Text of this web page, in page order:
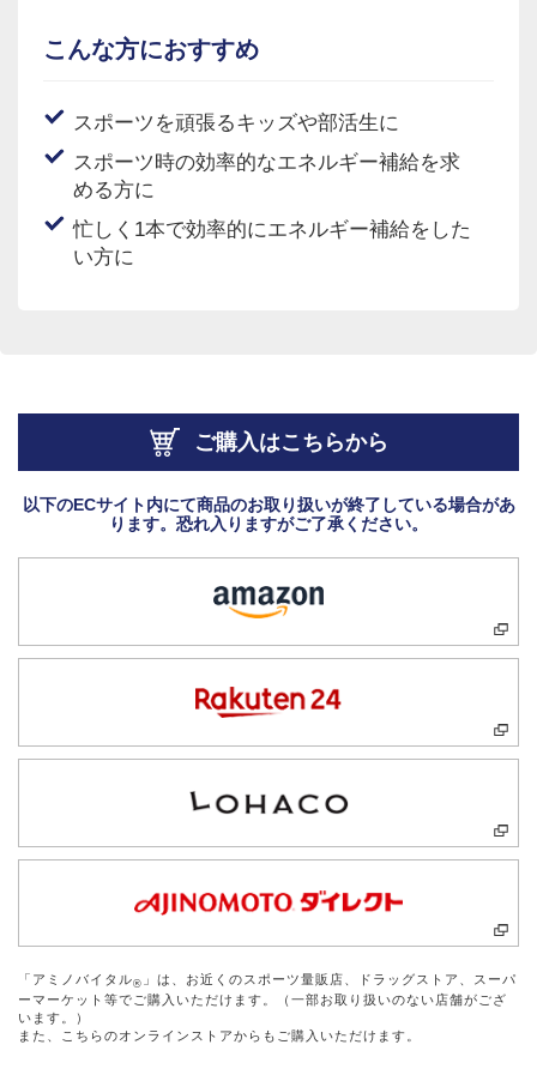
こんな方におすすめ
スポーツを頑張るキッズや部活生に
スポーツ時の効率的なエネルギー補給を求
める方に
忙しく1本で効率的にエネルギー補給をした
い方に
ご購入はこちらから
以下のECサイト内にて商品のお取り扱いが終了している場合があ
ります。恐れ入りますがご了承ください。
「アミノバイタル® 」は、お近くのスポーツ量販店、ドラッグストア、スーパ
ーマーケット等でご購入いただけます。（一部お取り扱いのない店舗がござ
います。）
また、こちらのオンラインストアからもご購入いただけます。